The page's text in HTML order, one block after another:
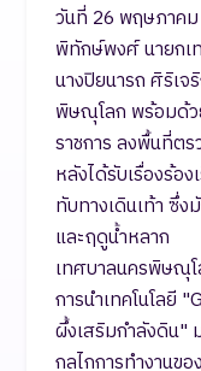
วันที่ 26 พฤษภาคม
พิทักษ์พงศ์ นายก
นางปิยนารถ ศิริเ
พิษณุโลก พร้อมด้ว
ราชการ ลงพื้นที่ต
หลังได้รับเรื่องร้อ
ทับทางเดินเท้า ซึ่ง
และฤดูน้ำหลาก
เทศบาลนครพิษณุโ
การนำเทคโนโลยี
ผึ้งเสริมกำลังดิน"
กลไกการทำงานข